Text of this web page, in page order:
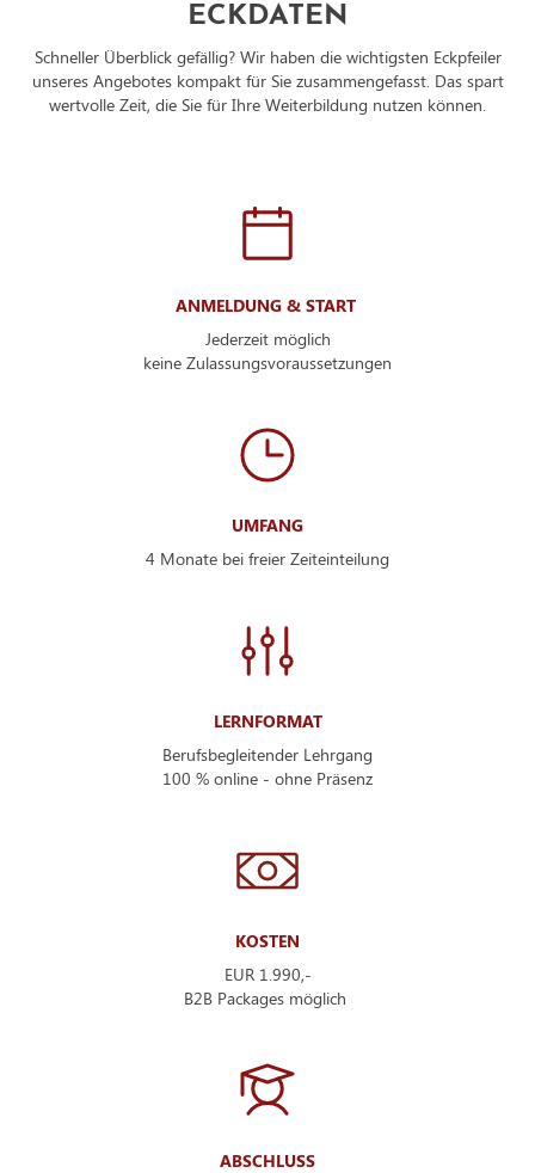
ECKDATEN
Schneller Überblick gefällig? Wir haben die wichtigsten Eckpfeiler
unseres Angebotes kompakt für Sie zusammengefasst. Das spart
wertvolle Zeit, die Sie für Ihre Weiterbildung nutzen können.
ANMELDUNG & START
Jederzeit möglich
keine Zulassungsvoraussetzungen
UMFANG
4 Monate bei freier Zeiteinteilung
LERNFORMAT
Berufsbegleitender Lehrgang
100 % online - ohne Präsenz
KOSTEN
EUR 1.990,-
B2B Packages möglich
ABSCHLUSS